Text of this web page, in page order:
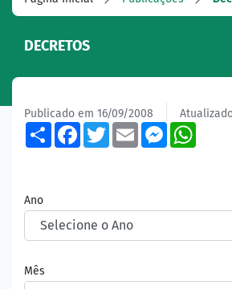
DECRETOS
Publicado em 16/09/2008
ShareFacebook
TwitterEmail
Ano
Mês